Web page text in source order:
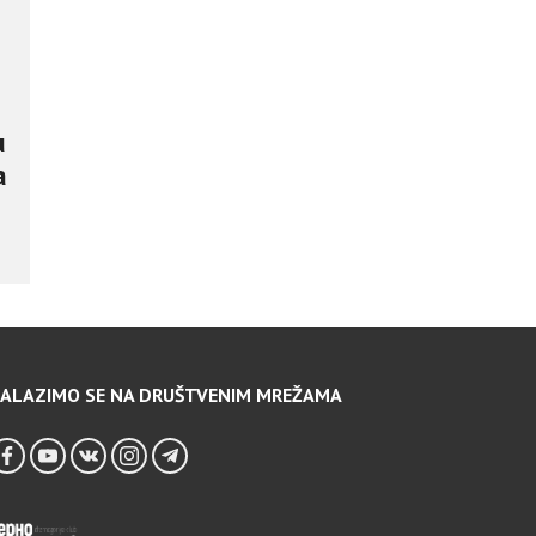
SE NA DRUŠTVENIM MREŽAMA